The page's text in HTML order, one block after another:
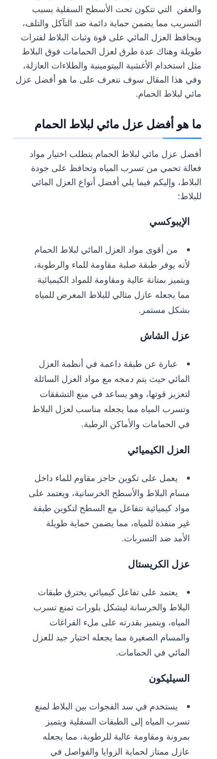
والعفن التي تتكون تحت الأسطح السفلية بسبب
التسريب مما يضمن حماية دائمة ضد التآكل والتلف،
ويحافظ العزل المائي على قوة وثبات البلاط لفترات
طويلة وهناك عدة طرق لعزل الحمامات فوق البلاط
مثل استخدام الأغشية البيتومينية والطلاءات العازلة،
وفي هذا المقال سوف نتعرف على ما هو أفضل عزل
مائي لبلاط الحمام.
ما هو أفضل عزل مائي لبلاط الحمام
أفضل عزل مائي لبلاط الحمام يتطلب اختيار مواد
فعالة تحمي من تسرب المياه وتحافظ على جودة
البلاط، وإليكم فيما يلي أفضل أنواع العزل المائي
للبلاط:
الإيبوكسي
من أقوى مواد العزل المائي لبلاط الحمام
لأنه يوفر طبقة صلبة مقاومة للماء والرطوبة،
ويتميز بمتانة عالية ومقاومة للمواد الكيميائية
مما يجعله عازل مثالي للبلاط المعرض للمياه
بشكل مستمر.
عزل الشاش
عبارة عن طبقة داعمة في أنظمة العزل
المائي حيث يتم دمجه مع مواد العزل السائلة
لتعزيز قوتها، وهو يساعد في منع التشققات
وتسرب المياه مما يجعله مناسب لعزل البلاط
في الحمامات والأماكن الرطبة.
العزل الكيميائي
يعمل على تكوين حاجز مقاوم للماء داخل
مسام البلاط والأسطح الخرسانية، ويعتمد على
مواد كيميائية تتفاعل مع السطح لتكوين طبقة
غير منفذة للمياه، مما يضمن حماية طويلة
الأمد ضد التسربات.
عزل الكريستال
يعتمد على تفاعل كيميائي يخترق طبقات
البلاط والخرسانة ليشكل بلورات تمنع تسرب
المياه، ويتميز بقدرته على ملء الفراغات
والمسام الصغيرة مما يجعله اختيار جيد للعزل
المائي في الحمامات.
السيليكون
يستخدم في سد الفجوات بين البلاط لمنع
تسرب المياه إلى الطبقات السفلية ويتميز
بمرونة ومقاومة عالية للرطوبة، مما يجعله
عازل ممتاز لحماية الزوايا والفواصل في